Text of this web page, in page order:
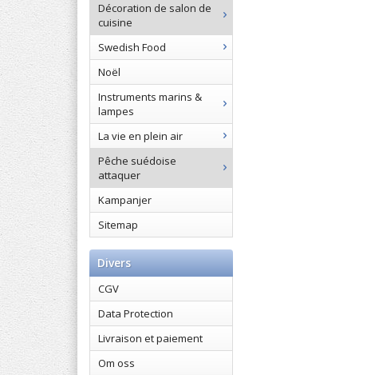
Décoration de salon de
cuisine
Swedish Food
Noël
Instruments marins &
lampes
La vie en plein air
Pêche suédoise
attaquer
Kampanjer
Sitemap
Divers
CGV
Data Protection
Livraison et paiement
Om oss